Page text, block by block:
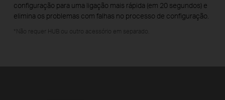
configuração para uma ligação mais rápida (em 20 segundos) e
elimina os problemas com falhas no processo de configuração.
*Não requer HUB ou outro acessório em separado.